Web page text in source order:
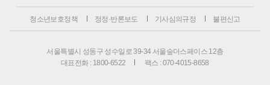
청소년보호정책 정정·반론보도 기사심의규정 불편신고
서울특별시 성동구 성수일로 39-34 서울숲더스페이스 12층
대표전화 : 1800-6522
팩스 : 070-4015-8658